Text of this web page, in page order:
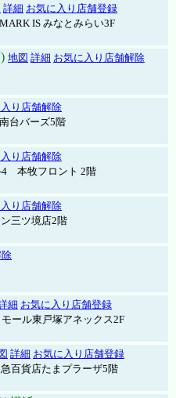
詳細 お気に入り店舗登録
IS みなとみらい3F
地図 詳細 お気に入り店舗解除
り店舗解除
台バーズ5階
り店舗解除
4 本牧フロント 2階
り店舗解除
三ツ境店2階
細 お気に入り店舗登録
ール東戸塚アネックス2F
詳細 お気に入り店舗登録
百貨店たまプラーザ5階